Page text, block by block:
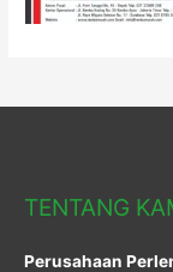
TENTANG
Perusahaan